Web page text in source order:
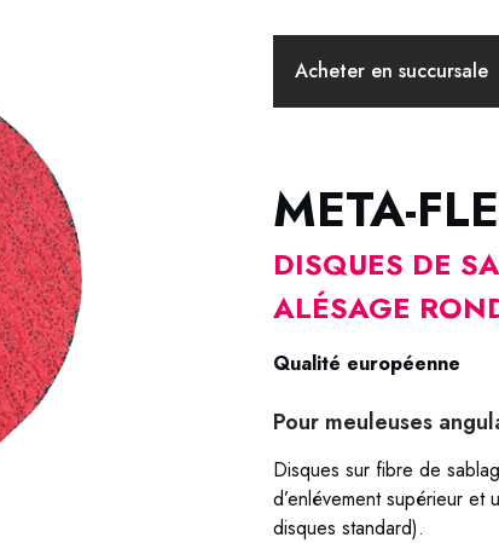
Acheter en succursale
META-
DISQUES DE
ALÉSAGE
Qualité européenne
Pour meuleuses
Disques sur fibre de
d’enlévement supérieur
disques standard).